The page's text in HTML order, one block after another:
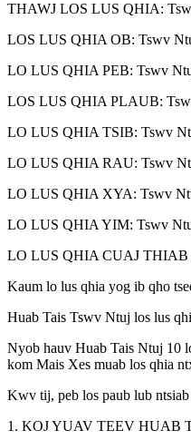
THAWJ LOS LUS QHIA:
LOS LUS QHIA OB: Tswv
LO LUS QHIA PEB: Tswv
LOS LUS QHIA PLAUB:
LO LUS QHIA TSIB: Tswv
LO LUS QHIA RAU: Tswv
LO LUS QHIA XYA: Tswv
LO LUS QHIA YIM: Tswv Ntuj
LO LUS QHIA CUAJ THIAB
Kaum lo lus qhia yog ib qho
Huab Tais Tswv Ntuj los lus
Nyob hauv Huab Tais Ntuj 10
kom Mais Xes muab los qhia
Kwv tij, peb los paub lub
1. KOJ YUAV TEEV HUAB